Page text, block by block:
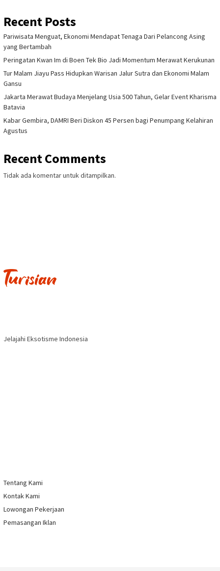
Recent Posts
Pariwisata Menguat, Ekonomi Mendapat Tenaga Dari Pelancong Asing
yang Bertambah
Peringatan Kwan Im di Boen Tek Bio Jadi Momentum Merawat Kerukunan
Tur Malam Jiayu Pass Hidupkan Warisan Jalur Sutra dan Ekonomi Malam
Gansu
Jakarta Merawat Budaya Menjelang Usia 500 Tahun, Gelar Event Kharisma
Batavia
Kabar Gembira, DAMRI Beri Diskon 45 Persen bagi Penumpang Kelahiran
Agustus
Recent Comments
Tidak ada komentar untuk ditampilkan.
Jelajahi Eksotisme Indonesia
Tentang Kami
Kontak Kami
Lowongan Pekerjaan
Pemasangan Iklan